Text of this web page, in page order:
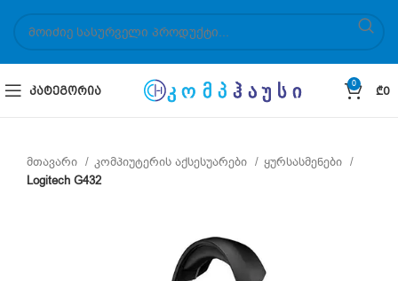
ᲙᲐᲢᲔᲒᲝᲠᲘᲐ
0
₾0
მთავარი კომპიუტერის აქსესუარები
ყურსასმენები
Logitech G432